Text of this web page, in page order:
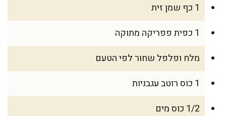
1 כף שמן זית
1 כפית פפריקה מתוקה
מלח ופלפל שחור לפי הטעם
1 כוס רוטב עגבניות
1/2 כוס מים